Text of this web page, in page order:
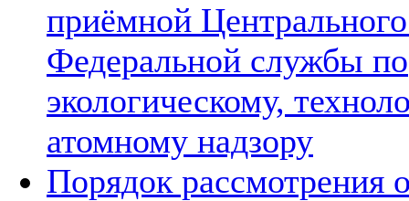
приёмной
Федеральной службы по
экологическому,
атомному надзору
Порядок рассмотрения